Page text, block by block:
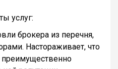
услуг:
брокера из перечня,
Настораживает, что